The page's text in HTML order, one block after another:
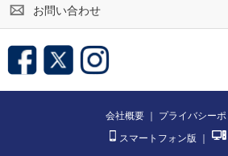
お問い合わせ
会社概要 ｜ プライバシー
スマートフォン版 ｜